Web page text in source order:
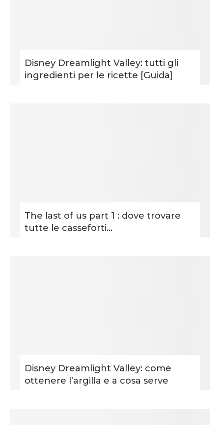
Disney Dreamlight Valley: tutti gli
ingredienti per le ricette [Guida]
The last of us part 1 : dove trovare
tutte le casseforti...
Disney Dreamlight Valley: come
ottenere l’argilla e a cosa serve